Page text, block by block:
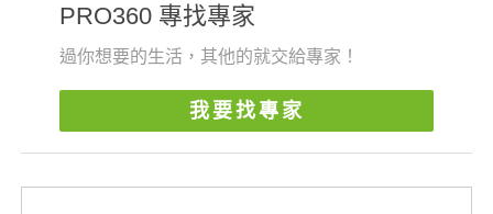
PRO360 專找專家
過你想要的生活，其他的就交給專家！
我要找專家